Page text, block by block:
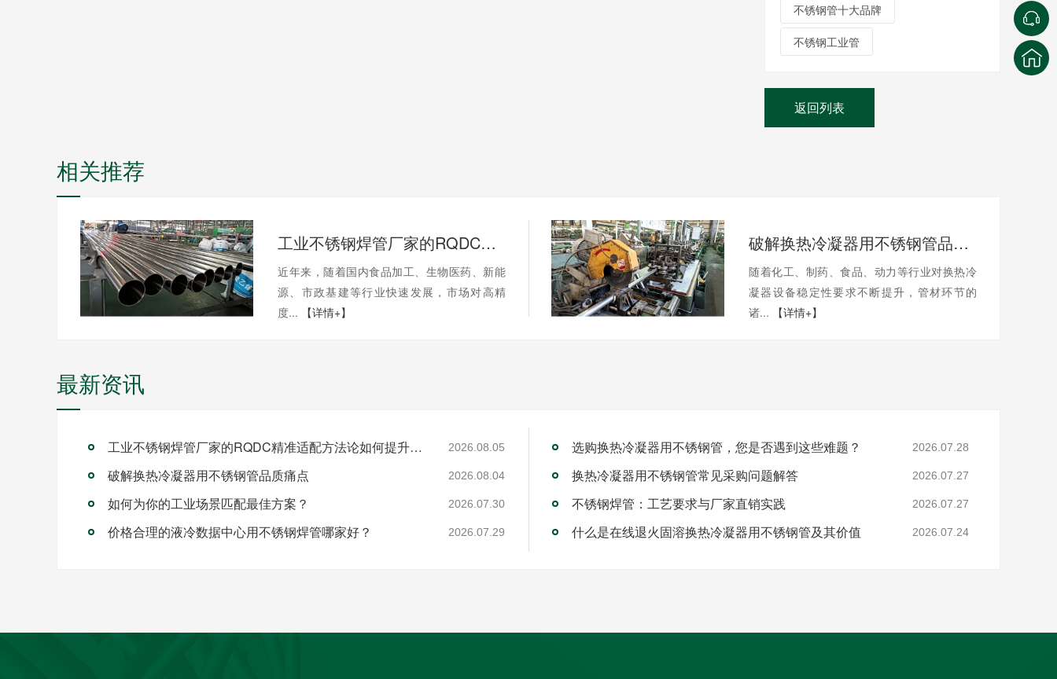
不锈钢管十大品牌
不锈钢工业管
返回列表
相关推荐
工业不锈钢焊管厂家的RQDC精准适配方法论如何提升客户价值？
近年来，随着国内食品加工、生物医药、新能
源、市政基建等行业快速发展，市场对高精
度...
【详情+】
破解换热冷凝器用不锈钢管品质痛点
随着化工、制药、食品、动力等行业对换热冷
凝器设备稳定性要求不断提升，管材环节的
诸...
【详情+】
最新资讯
工业不锈钢焊管厂家的RQDC精准适配方法论如何提升客户价值？ 2026.08.05
破解换热冷凝器用不锈钢管品质痛点 2026.08.04
如何为你的工业场景匹配最佳方案？ 2026.07.30
价格合理的液冷数据中心用不锈钢焊管哪家好？ 2026.07.29
选购换热冷凝器用不锈钢管，您是否遇到这些难题？ 2026.07.28
换热冷凝器用不锈钢管常见采购问题解答 2026.07.27
不锈钢焊管：工艺要求与厂家直销实践 2026.07.27
什么是在线退火固溶换热冷凝器用不锈钢管及其价值 2026.07.24